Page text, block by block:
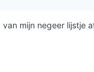
mijn negeer